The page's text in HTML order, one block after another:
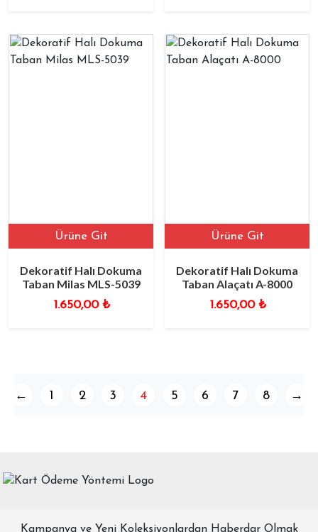
Ürüne Git
Dekoratif Halı Dokuma
Taban Milas MLS-5039
1.650,00 ₺
Ürüne Git
Dekoratif Halı Dokuma
Taban Alaçatı A-8000
1.650,00 ₺
← 1 2 3 4 5 6 7 8 →
Kampanya ve Yeni Koleksiyonlardan Haberdar Olmak